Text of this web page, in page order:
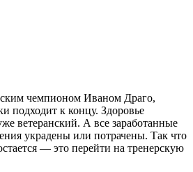
чемпионом Иваном Драго,
подходит к концу. Здоровье
ветеранский. А все заработанные
украдены или потрачены. Так что
— это перейти на тренерскую